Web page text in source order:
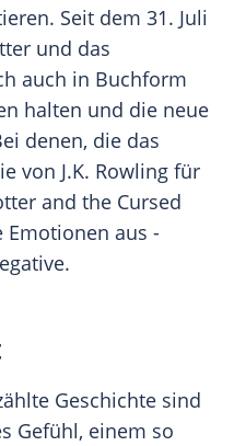
Seit dem 31. Juli
und das
auch in Buchform
halten und die neue
denen, die das
von J.K. Rowling für
and the Cursed
Emotionen aus -
Geschichte sind
Gefühl, einem so